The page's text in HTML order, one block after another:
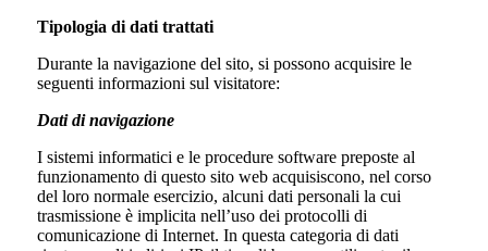
Tipologia di dati trattati
Durante la navigazione del sito, si possono acquisire le
seguenti informazioni sul visitatore:
Dati di navigazione
I sistemi informatici e le procedure software preposte al
funzionamento di questo sito web acquisiscono, nel corso
del loro normale esercizio, alcuni dati personali la cui
trasmissione è implicita nell’uso dei protocolli di
comunicazione di Internet. In questa categoria di dati